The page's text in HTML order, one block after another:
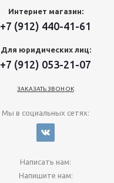
Интернет магазин:
+7 (912) 440-41-61
Для юридических лиц:
+7 (912) 053-21-07
ЗАКАЗАТЬ ЗВОНОК
Мы в социальных сетях:
Написать нам:
Напишите нам: